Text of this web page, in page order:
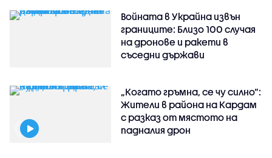
Войната в Украйна извън
границите: Близо 100 случая
на дронове и ракети в
съседни държави
„Когато гръмна, се чу силно“:
Жители в района на Кардам
с разказ от мястото на
падналия дрон